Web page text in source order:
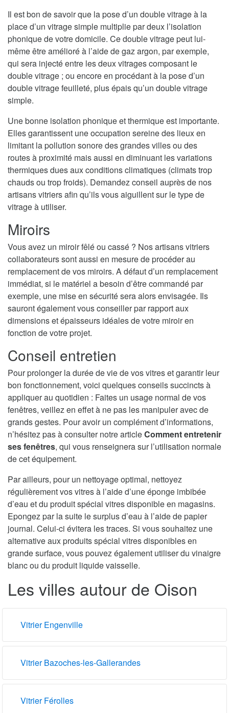
Il est bon de savoir que la pose d’un double vitrage à la
place d’un vitrage simple multiplie par deux l’isolation
phonique de votre domicile. Ce double vitrage peut lui-
même être amélioré à l’aide de gaz argon, par exemple,
qui sera injecté entre les deux vitrages composant le
double vitrage ; ou encore en procédant à la pose d’un
double vitrage feuilleté, plus épais qu’un double vitrage
simple.
Une bonne isolation phonique et thermique est importante.
Elles garantissent une occupation sereine des lieux en
limitant la pollution sonore des grandes villes ou des
routes à proximité mais aussi en diminuant les variations
thermiques dues aux conditions climatiques (climats trop
chauds ou trop froids). Demandez conseil auprès de nos
artisans vitriers afin qu’ils vous aiguillent sur le type de
vitrage à utiliser.
Miroirs
Vous avez un miroir fêlé ou cassé ? Nos artisans vitriers
collaborateurs sont aussi en mesure de procéder au
remplacement de vos miroirs. A défaut d’un remplacement
immédiat, si le matériel a besoin d’être commandé par
exemple, une mise en sécurité sera alors envisagée. Ils
sauront également vous conseiller par rapport aux
dimensions et épaisseurs idéales de votre miroir en
fonction de votre projet.
Conseil entretien
Pour prolonger la durée de vie de vos vitres et garantir leur
bon fonctionnement, voici quelques conseils succincts à
appliquer au quotidien : Faites un usage normal de vos
fenêtres, veillez en effet à ne pas les manipuler avec de
grands gestes. Pour avoir un complément d’informations,
n’hésitez pas à consulter notre articleComment entretenir
ses fenêtres, qui vous renseignera sur l’utilisation normale
de cet équipement.
Par ailleurs, pour un nettoyage optimal, nettoyez
régulièrement vos vitres à l’aide d’une éponge imbibée
d’eau et du produit spécial vitres disponible en magasins.
Epongez par la suite le surplus d’eau à l’aide de papier
journal. Celui-ci évitera les traces. Si vous souhaitez une
alternative aux produits spécial vitres disponibles en
grande surface, vous pouvez également utiliser du vinaigre
blanc ou du produit liquide vaisselle.
Les villes autour de Oison
Vitrier Engenville
Vitrier Bazoches-les-Gallerandes
Vitrier Férolles